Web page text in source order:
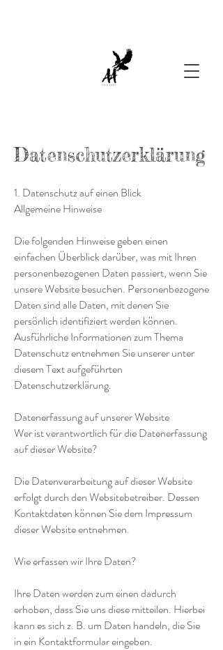
Datenschutzerklärung
1. Datenschutz auf einen Blick
Allgemeine Hinweise
Die folgenden Hinweise geben einen
einfachen Überblick darüber, was mit Ihren
personenbezogenen Daten passiert, wenn Sie
unsere Website besuchen. Personenbezogene
Daten sind alle Daten, mit denen Sie
persönlich identifiziert werden können.
Ausführliche Informationen zum Thema
Datenschutz entnehmen Sie unserer unter
diesem Text aufgeführten
Datenschutzerklärung.
Datenerfassung auf unserer Website
Wer ist verantwortlich für die Datenerfassung
auf dieser Website?
Die Datenverarbeitung auf dieser Website
erfolgt durch den Websitebetreiber. Dessen
Kontaktdaten können Sie dem Impressum
dieser Website entnehmen.
Wie erfassen wir Ihre Daten?
Ihre Daten werden zum einen dadurch
erhoben, dass Sie uns diese mitteilen. Hierbei
kann es sich z. B. um Daten handeln, die Sie
in ein Kontaktformular eingeben.